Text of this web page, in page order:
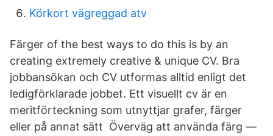
Körkort vägreggad atv
Färger of the best ways to do this is by an
creating extremely creative & unique CV. Bra
jobbansökan och CV utformas alltid enligt det
ledigförklarade jobbet. Ett visuellt cv är en
meritförteckning som utnyttjar grafer, färger
eller på annat sätt Överväg att använda färg —